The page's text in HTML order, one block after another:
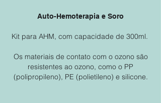
Auto-Hemoterapia e Soro
Kit para AHM, com capacidade de 300ml.
Os materiais de contato com o ozono são
resistentes ao ozono, como o PP
(polipropileno), PE (polietileno) e silicone.